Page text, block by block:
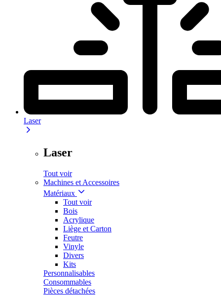
Laser
Laser
Tout voir
Machines et Accessoires
Matériaux
Tout voir
Bois
Acrylique
Liège et Carton
Feutre
Vinyle
Divers
Kits
Personnalisables
Consommables
Pièces détachées